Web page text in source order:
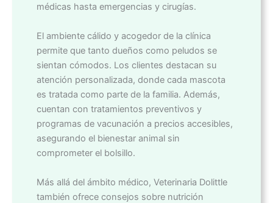
médicas hasta emergencias y cirugías.
El ambiente cálido y acogedor de la clínica
permite que tanto dueños como peludos se
sientan cómodos. Los clientes destacan su
atención personalizada, donde cada mascota
es tratada como parte de la familia. Además,
cuentan con tratamientos preventivos y
programas de vacunación a precios accesibles,
asegurando el bienestar animal sin
comprometer el bolsillo.
Más allá del ámbito médico, Veterinaria Dolittle
también ofrece consejos sobre nutrición